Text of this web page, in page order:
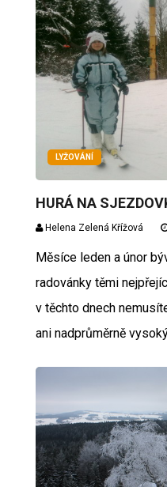
LYŽOVÁNÍ
HURÁ NA
Helena Zelená Křížová
Měsíce leden a únor
radovánky těmi
v těchto dnech
ani nadprůměrně